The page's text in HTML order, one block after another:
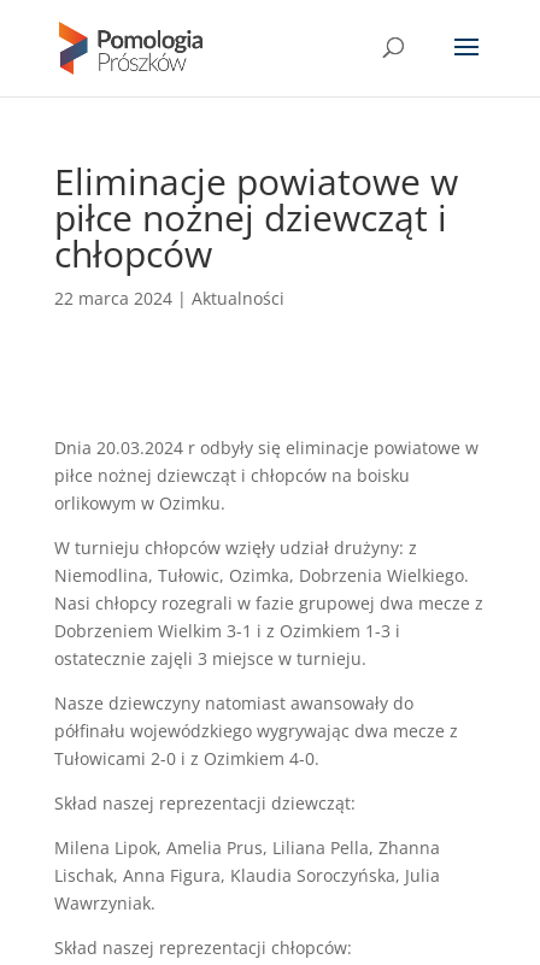
Eliminacje powiatowe w
piłce nożnej dziewcząt i
chłopców
22 marca 2024| Aktualności
Dnia 20.03.2024 r odbyły się eliminacje powiatowe w
piłce nożnej dziewcząt i chłopców na boisku
orlikowym w Ozimku.
W turnieju chłopców wzięły udział drużyny: z
Niemodlina, Tułowic, Ozimka, Dobrzenia Wielkiego.
Nasi chłopcy rozegrali w fazie grupowej dwa mecze z
Dobrzeniem Wielkim 3-1 i z Ozimkiem 1-3 i
ostatecznie zajęli 3 miejsce w turnieju.
Nasze dziewczyny natomiast awansowały do
półfinału wojewódzkiego wygrywając dwa mecze z
Tułowicami 2-0 i z Ozimkiem 4-0.
Skład naszej reprezentacji dziewcząt:
Milena Lipok, Amelia Prus, Liliana Pella, Zhanna
Lischak, Anna Figura, Klaudia Soroczyńska, Julia
Wawrzyniak.
Skład naszej reprezentacji chłopców: